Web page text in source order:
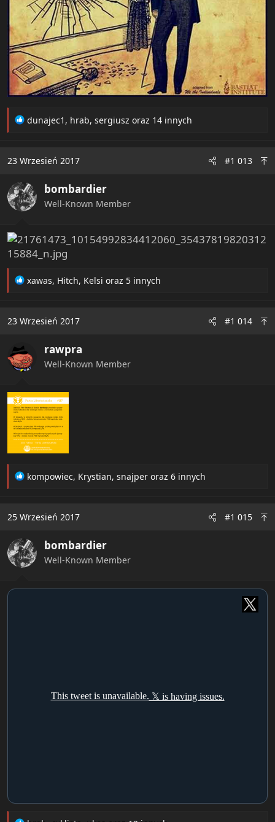
R
t
o
n
s
dunajec1 , hrab, sergiusz oraz 14 innych
23 Wrzesień 2017 #1 013
bombardier
Well-Known Member
R
t
o
n
s
xawas, Hitch, Kelsi oraz 5 innych
23 Wrzesień 2017 #1 014
rawpra
Well-Known Member
R
t
o
n
s
kompowiec, Krystian, snajper oraz 6 innych
25 Wrzesień 2017 #1 015
bombardier
Well-Known Member